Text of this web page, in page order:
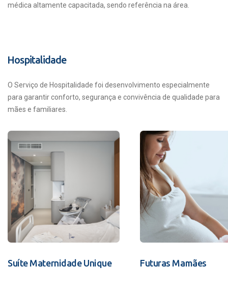
médica altamente capacitada, sendo referência na área.
Hospitalidade
O Serviço de Hospitalidade foi desenvolvimento especialmente
para garantir conforto, segurança e convivência de qualidade para
mães e familiares.
Suíte Maternidade Unique Futuras Mamães